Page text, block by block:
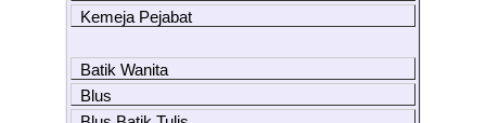
Kemeja Pejabat
Batik Wanita
Blus